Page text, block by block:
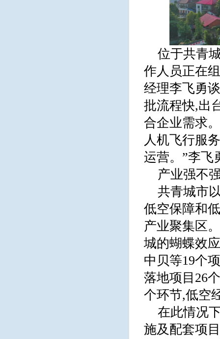
位于共青
作人员正在
经理李飞勇
批流程快,出
合企业需求
人机飞行服
运营。”李飞
产业强不
共青城市
低空保障和
产业聚集区
城的蝴蝶效
中贝等19个
落地项目26
个环节,低空
在此情况
施及配套项